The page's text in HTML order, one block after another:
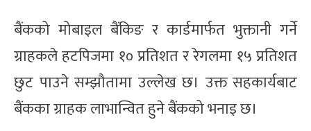
बैंकको मोबाइल बैंकिङ र कार्डमार्फत भुक्तानी गर्ने
ग्राहकले हटपिजमा १० प्रतिशत र रेगलमा १५ प्रतिशत
छुट पाउने सम्झौतामा उल्लेख छ। उक्त सहकार्यबाट
बैंकका ग्राहक लाभान्वित हुने बैंकको भनाइ छ।